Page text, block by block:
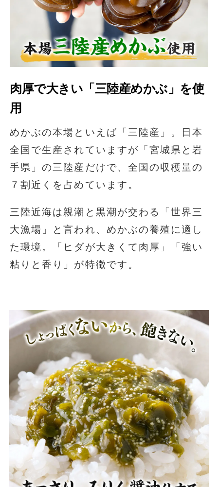
肉厚で大きい「三陸産めかぶ」を使
用
めかぶの本場といえば「三陸産」。日本
全国で生産されていますが「宮城県と岩
手県」の三陸産だけで、全国の収穫量の
７割近くを占めています。
三陸近海は親潮と黒潮が交わる「世界三
大漁場」と言われ、めかぶの養殖に適し
た環境。「ヒダが大きくて肉厚」「強い
粘りと香り」が特徴です。